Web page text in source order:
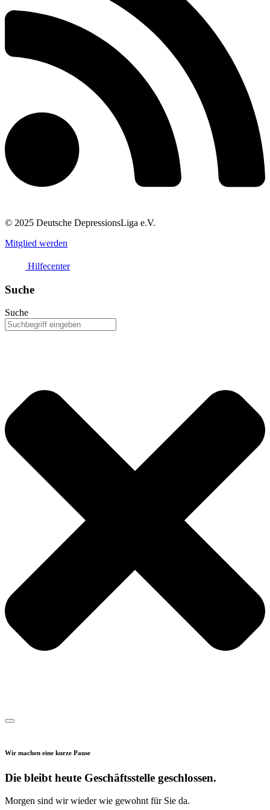
© 2025 Deutsche DepressionsLiga e.V.
Mitglied werden
Hilfecenter
Suche
Suche
Wir machen eine kurze Pause
Die bleibt heute Geschäftsstelle geschlossen.
Morgen sind wir wieder wie gewohnt für Sie da.